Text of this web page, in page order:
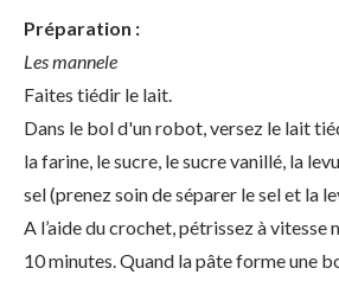
Préparation :
Les mannele
Faites tiédir le lait.
Dans le bol d'un robot, versez le lait
la farine, le sucre, le sucre vanillé, la
sel (prenez soin de séparer le sel et la
A l’aide du crochet, pétrissez à vitesse
10 minutes. Quand la pâte forme une